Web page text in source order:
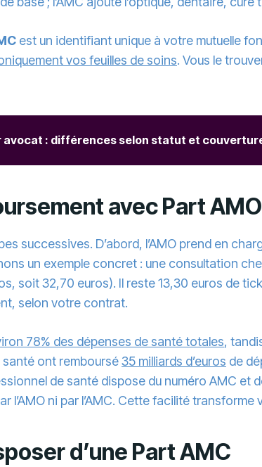
est un identifiant unique à votre mutuelle
vos feuilles de soins. Vous le
avocat : différences selon statut et
avec Part
successives. D’abord, l’AMO prend en
un exemple concret : une consultation
soit 32,70 euros). Il reste 13,30 euros de
selon votre contrat.
78% des dépenses de santé totales,
ont remboursé35 milliards d’euros de
de santé dispose du numéro AMC et
l’AMO ni par l’AMC. Cette facilité
d’une Part AMC